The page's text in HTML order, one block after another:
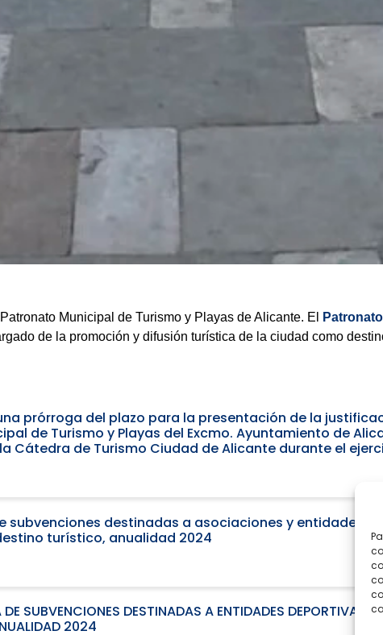
Municipal de Turismo y Playas de Alicante. El
de la promoción y difusión turística de la ciudad como
prórroga del plazo para la presentación de la
de Turismo y Playas del Excmo. Ayuntamiento de
Cátedra de Turismo Ciudad de Alicante durante el
subvenciones destinadas a asociaciones y entidades
turístico, anualidad 2024
SUBVENCIONES DESTINADAS A ENTIDADES DEPORTIVAS
2024